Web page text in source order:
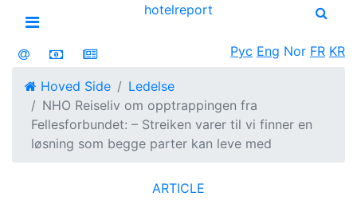
Open menu
hotelreport
Рус Eng Nor FR KR
Hoved Side
Ledelse
NHO Reiseliv om opptrappingen fra
Fellesforbundet: – Streiken varer til vi finner en
løsning som begge parter kan leve med
ARTICLE